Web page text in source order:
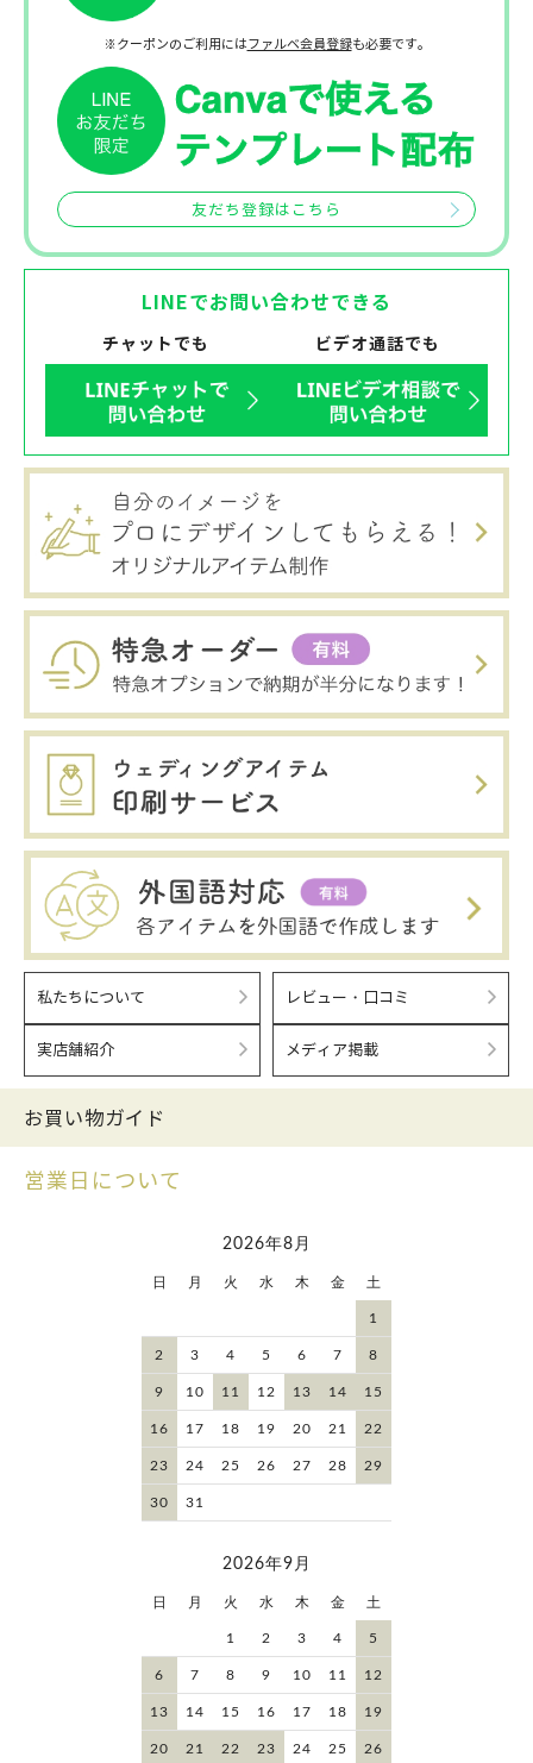
※クーポンのご利用にはファルベ会員登録も必要です。
友だち登録はこちら
LINEでお問い合わせできる
チャットでも ビデオ通話でも
私たちについて レビュー・口コミ
実店舗紹介 メディア掲載
お買い物ガイド
営業日について
2026年8月
日 月 火 水 木 金 土
1
2 3 4 5 6 7 8
9 10 11 12 13 14 15
16 17 18 19 20 21 22
23 24 25 26 27 28 29
30 31
2026年9月
日 月 火 水 木 金 土
1 2 3 4 5
6 7 8 9 10 11 12
13 14 15 16 17 18 19
20 21 22 23 24 25 26